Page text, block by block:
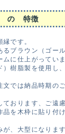
の 特徴
です。
ブラウン（ゴー
に仕上がっていま
樹脂製を使用し
では納品時期の
おります、ご遠
を木枠に貼り付
、大型になりま